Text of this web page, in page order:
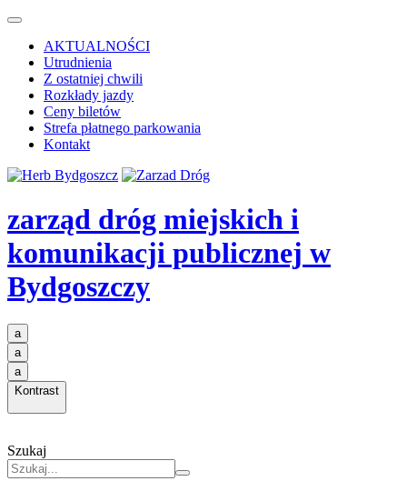
AKTUALNOŚCI
Utrudnienia
Z ostatniej chwili
Rozkłady jazdy
Ceny biletów
Strefa płatnego parkowania
Kontakt
zarząd dróg miejskich i
komunikacji publicznej w
Bydgoszczy
a
a
a
Kontrast
Szukaj